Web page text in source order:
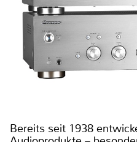
Bereits seit 1938